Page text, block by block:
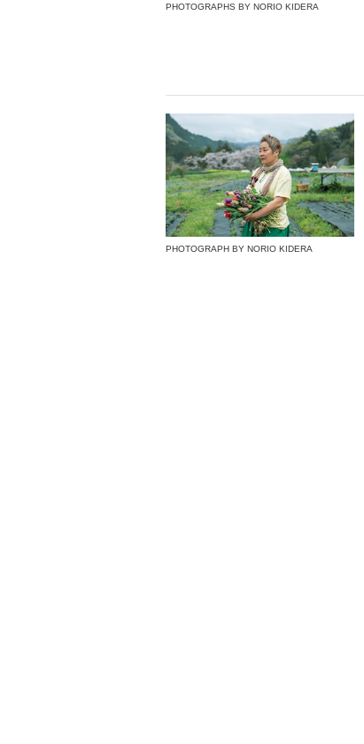
PHOTOGRAPHS BY NORIO KIDERA
PHOTOGRAPH BY NORIO KIDERA